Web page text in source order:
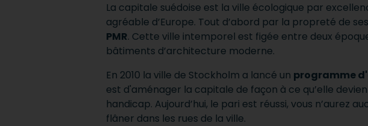
La capitale suédoise est la ville écologique par
agréable d’Europe. Tout d’abord par la propreté de
PMR. Cette ville intemporel est figée entre deux
bâtiments d’architecture moderne.
En 2010 la ville de Stockholm a lancé un programme
est d'aménager la capitale de façon à ce qu’elle
handicap. Aujourd’hui, le pari est réussi, vous n’aurez
flâner dans les rues de la ville.